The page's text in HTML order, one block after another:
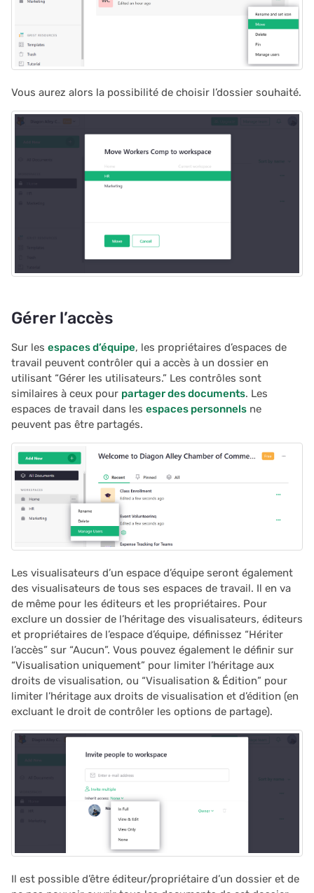
2023/06
2023/05
2023/04
2022/09
2022/08
2022/06
2022/05
2022/03
2022/02
2022/01
2021/12
2021/11
2021/10
2021/07
2021/06
Vous aurez alors la possibilité de choisir l’dossier souhaité.
Gérer l’accès
Sur les espaces d’équipe, les propriétaires d’espaces de
travail peuvent contrôler qui a accès à un dossier en
utilisant “Gérer les utilisateurs.” Les contrôles sont
similaires à ceux pour partager des documents. Les
espaces de travail dans les espaces personnels ne
peuvent pas être partagés.
Les visualisateurs d’un espace d’équipe seront également
des visualisateurs de tous ses espaces de travail. Il en va
de même pour les éditeurs et les propriétaires. Pour
exclure un dossier de l’héritage des visualisateurs, éditeurs
et propriétaires de l’espace d’équipe, définissez “Hériter
l’accès” sur “Aucun”. Vous pouvez également le définir sur
“Visualisation uniquement” pour limiter l’héritage aux
droits de visualisation, ou “Visualisation & Édition” pour
limiter l’héritage aux droits de visualisation et d’édition (en
excluant le droit de contrôler les options de partage).
Il est possible d’être éditeur/propriétaire d’un dossier et de